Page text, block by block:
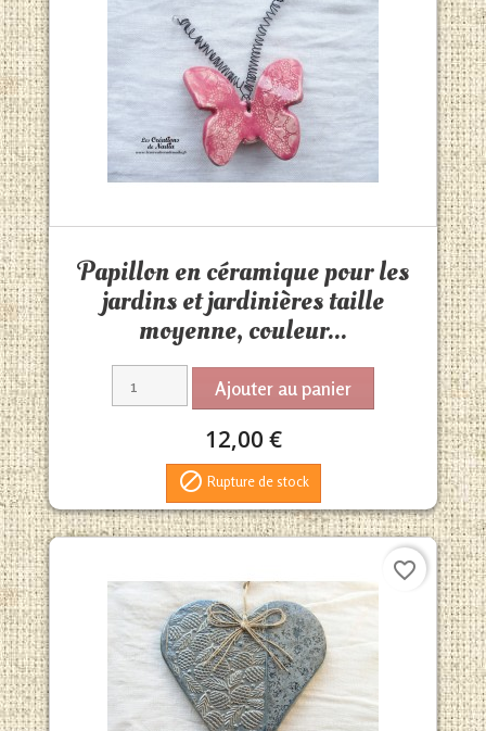
Papillon en céramique pour les
jardins et jardinières taille
moyenne, couleur...
Ajouter au panier
12,00 €
 Rupture de stock
favorite_border